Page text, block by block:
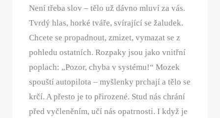
Není třeba slov – tělo už dávno mluví za vás.
Tvrdý hlas, horké tváře, svírající se žaludek.
Chcete se propadnout, zmizet, vymazat se z
pohledu ostatních. Rozpaky jsou jako vnitřní
poplach: „Pozor, chyba v systému!“ Mozek
spouští autopilota – myšlenky prchají a tělo se
krčí. A přesto je to přirozené. Stud nás chrání
před vyčleněním, učí nás opatrnosti. I když je